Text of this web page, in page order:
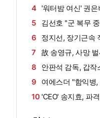
설 확산에 결국 입 열
4
'워터밤 여신' 권
'후끈'…두산 승리요
5
김선호 "군 복무
살아남았다" (내 남은
6
정지선, 장기근속
부담되면 명품백도
7
故 송영규, 사망
묵직한 존재감
8
안판석 감독, 갑
로 쓰러져
9
여에스더 "함익병
그덕에 사업 시작" (
10 'CEO' 송지효, 파